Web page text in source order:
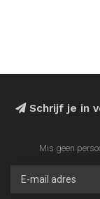
Schrijf je in
Mis geen